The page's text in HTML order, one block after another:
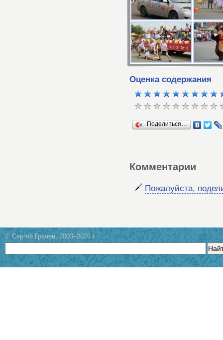
Оценка содержания
Поделиться…
Комментарии
Пожалуйста,
© Сергей Грачев, 2003–2026 г.